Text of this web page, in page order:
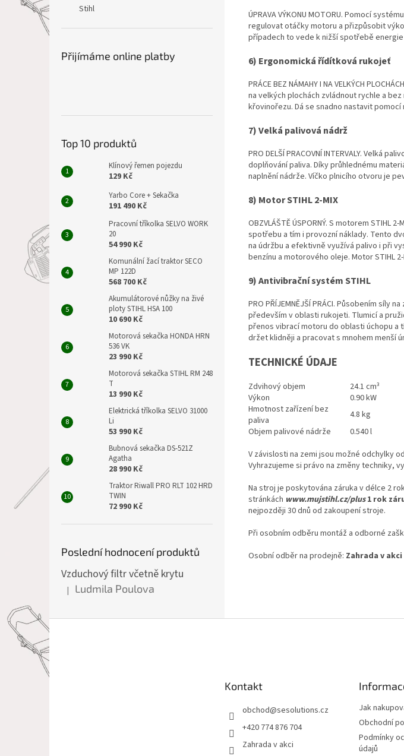
Stihl
Přijímáme online platby
Top 10 produktů
Klínový řemen pojezdu
129 Kč
Yarbo Core + Sekačka
191 490 Kč
Pracovní tříkolka SELVO WORK
20
54 990 Kč
Komunální žací traktor SECO
MP 122D
568 700 Kč
Akumulátorové nůžky na živé
ploty STIHL HSA 100
10 690 Kč
Motorová sekačka HONDA HRN
536 VK
23 990 Kč
Motorová sekačka STIHL RM 248
T
13 990 Kč
Elektrická tříkolka SELVO 31000
Li
53 990 Kč
Bubnová sekačka DS-521Z
Agatha
28 990 Kč
Traktor Riwall PRO RLT 102 HRD
TWIN
72 990 Kč
Poslední hodnocení produktů
Vzduchový filtr včetně krytu
Hodnocení produktu je 5 z 5 hvězdiček.
| Ludmila Poulova
ÚPRAVA VÝKONU MOTORU. Pomocí
regulovat otáčky motoru a přizpůsobit
případech to vede k nižší spotřebě
6) Ergonomická řídítková rukojeť
PRÁCE BEZ NÁMAHY I NA VELKÝCH
na velkých plochách zvládnout rychle a
křovinořezu. Dá se snadno nastavit
7) Velká palivová nádrž
PRO DELŠÍ PRACOVNÍ INTERVALY. Velká
doplňování paliva. Díky průhlednému
naplnění nádrže. Víčko plnicího otvoru je
8) Motor STIHL 2-MIX
OBZVLÁŠTĚ ÚSPORNÝ. S motorem STIHL
spotřebu a tím i provozní náklady. Tento
na údržbu a efektivně využívá palivo i při
benzínu a motorového oleje. Motor STIHL
9) Antivibrační systém STIHL
PRO PŘÍJEMNĚJŠÍ PRÁCI. Působením síly
především v oblasti rukojeti. Tlumicí a
přenos vibrací motoru do oblasti úchopu a
držet klidněji a pracovat s mnohem menší
TECHNICKÉ ÚDAJE
Zdvihový objem
24.1 cm³
Výkon
0.90 kW
Hmotnost zařízení bez
paliva
4.8 kg
Objem palivové nádrže
0.540 l
V závislosti na zemi jsou možné odchylky
Vyhrazujeme si právo na změny techniky,
Na stroj je poskytována záruka v délce 2
stránkách www.mujstihl.cz/plus 1 rok
nejpozději 30 dnů od zakoupení stroje.
Při osobním odběru montáž a odborné
Osobní odběr na prodejně: Zahrada v
Kontakt
obchod@sesolutions.cz
+420 774 876 704
Zahrada v akci
Jak
Obchodní
Podmínky
údajů